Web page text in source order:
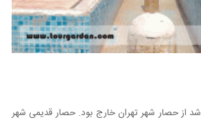
شد از حصار شهر تهران خارج بود. حصار قدیمی شهر